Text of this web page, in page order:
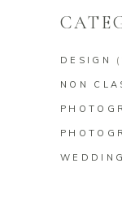
DESIGN
NON
WEDDING